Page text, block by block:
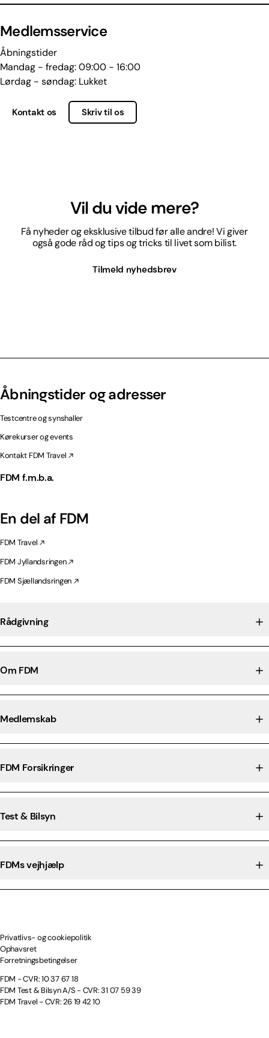
Medlemsservice
Åbningstider
Mandag - fredag: 09:00 - 16:00
Lørdag - søndag: Lukket
Kontakt os Skriv til os
Vil du vide mere?
Få nyheder og eksklusive tilbud før alle andre! Vi giver
også gode råd og tips og tricks til livet som bilist.
Tilmeld nyhedsbrev
Åbningstider og adresser
Testcentre og synshaller
Kørekurser og events
Kontakt FDM Travel
FDM f.m.b.a.
En del af FDM
FDM Travel
FDM Jyllandsringen
FDM Sjællandsringen
Rådgivning
Om FDM
Medlemskab
FDM Forsikringer
Test & Bilsyn
FDMs vejhjælp
Privatlivs- og cookiepolitik
Ophavsret
Forretningsbetingelser
FDM - CVR: 10 37 67 18
FDM Test & Bilsyn A/S - CVR: 31 07 59 39
FDM Travel - CVR: 26 19 42 10